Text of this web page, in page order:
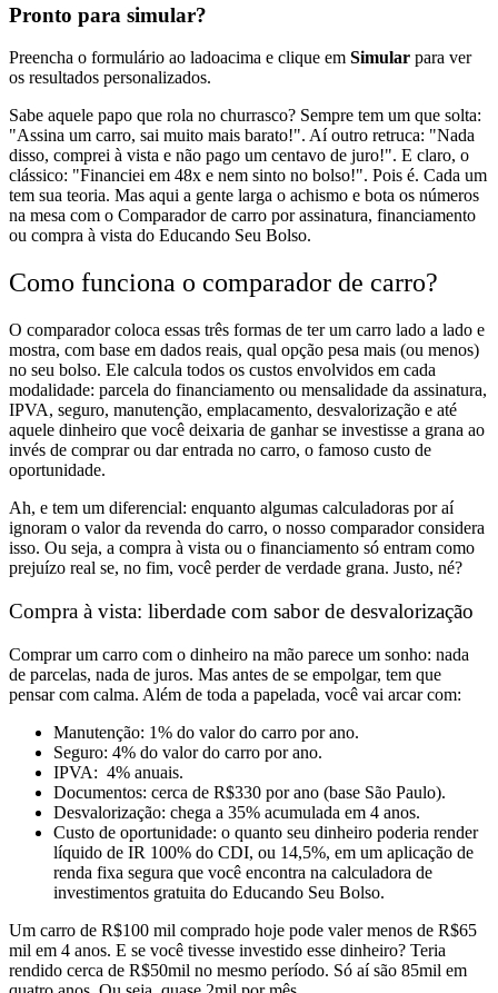
Pronto para simular?
Preencha o formulário ao ladoacima e clique em Simular para ver
os resultados personalizados.
Sabe aquele papo que rola no churrasco? Sempre tem um que solta:
"Assina um carro, sai muito mais barato!". Aí outro retruca: "Nada
disso, comprei à vista e não pago um centavo de juro!". E claro, o
clássico: "Financiei em 48x e nem sinto no bolso!". Pois é. Cada um
tem sua teoria. Mas aqui a gente larga o achismo e bota os números
na mesa com o Comparador de carro por assinatura, financiamento
ou compra à vista do Educando Seu Bolso.
Como funciona o comparador de carro?
O comparador coloca essas três formas de ter um carro lado a lado e
mostra, com base em dados reais, qual opção pesa mais (ou menos)
no seu bolso. Ele calcula todos os custos envolvidos em cada
modalidade: parcela do financiamento ou mensalidade da assinatura,
IPVA, seguro, manutenção, emplacamento, desvalorização e até
aquele dinheiro que você deixaria de ganhar se investisse a grana ao
invés de comprar ou dar entrada no carro, o famoso custo de
oportunidade.
Ah, e tem um diferencial: enquanto algumas calculadoras por aí
ignoram o valor da revenda do carro, o nosso comparador considera
isso. Ou seja, a compra à vista ou o financiamento só entram como
prejuízo real se, no fim, você perder de verdade grana. Justo, né?
Compra à vista: liberdade com sabor de desvalorização
Comprar um carro com o dinheiro na mão parece um sonho: nada
de parcelas, nada de juros. Mas antes de se empolgar, tem que
pensar com calma. Além de toda a papelada, você vai arcar com:
Manutenção: 1% do valor do carro por ano.
Seguro: 4% do valor do carro por ano.
IPVA: 4% anuais.
Documentos: cerca de R$330 por ano (base São Paulo).
Desvalorização: chega a 35% acumulada em 4 anos.
Custo de oportunidade: o quanto seu dinheiro poderia render
líquido de IR 100% do CDI, ou 14,5%, em um aplicação de
renda fixa segura que você encontra na calculadora de
investimentos gratuita do Educando Seu Bolso.
Um carro de R$100 mil comprado hoje pode valer menos de R$65
mil em 4 anos. E se você tivesse investido esse dinheiro? Teria
rendido cerca de R$50mil no mesmo período. Só aí são 85mil em